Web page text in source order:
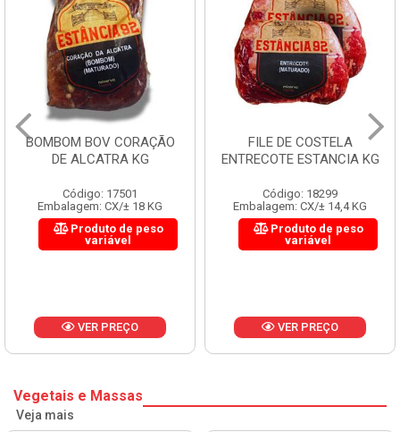
BOMBOM BOV CORAÇÃO
DE ALCATRA KG
Código: 17501
Embalagem: CX/± 18 KG
Produto de peso
variável
VER PREÇO
FILE DE COSTELA
ENTRECOTE ESTANCIA KG
Código: 18299
Embalagem: CX/± 14,4 KG
Produto de peso
variável
VER PREÇO
Vegetais e Massas
Veja mais